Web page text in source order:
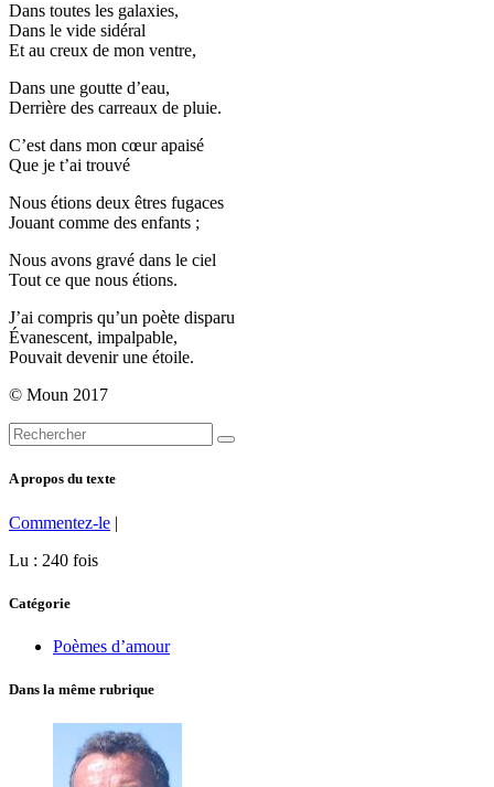
Dans toutes les galaxies,
Dans le vide sidéral
Et au creux de mon ventre,
Dans une goutte d’eau,
Derrière des carreaux de pluie.
C’est dans mon cœur apaisé
Que je t’ai trouvé
Nous étions deux êtres fugaces
Jouant comme des enfants ;
Nous avons gravé dans le ciel
Tout ce que nous étions.
J’ai compris qu’un poète disparu
Évanescent, impalpable,
Pouvait devenir une étoile.
© Moun 2017
A propos du texte
Commentez-le |
Lu : 240 fois
Catégorie
Poèmes d’amour
Dans la même rubrique